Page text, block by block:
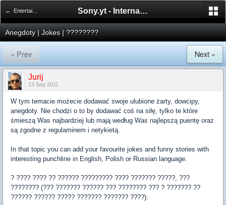
← Entertainment Zone Sony.yt - International Sony Forum
Anegdoty | Jokes | ????????
« Prev Next »
Jurij
13 Sep 2011
W tym temacie możecie dodawać swoje ulubione żarty, dowcipy,
anegdoty. Nie chodzi o to by dodawać coś na siłę, tylko te które
śmieszą Was najbardziej lub mają według Was najlepszą puentę oraz
są zgodne z regulaminem i netykietą.
In that topic you can add your favourite jokes and funny stories with
interesting punchline in English, Polish or Russian language.
? ???? ???? ?? ?????? ????????? ???? ??????? ?????, ???
???????? (??? ??????? ?????? ??? ???????? ??? ? ??????? ??
?????? ?????? ????? ??????? ??????? ????).